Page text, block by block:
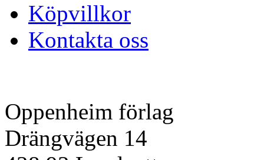
Köpvillkor
Kontakta oss
Oppenheim förlag
Drängvägen 14